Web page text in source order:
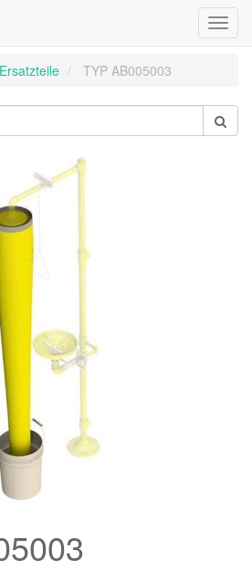
TYP AB005003